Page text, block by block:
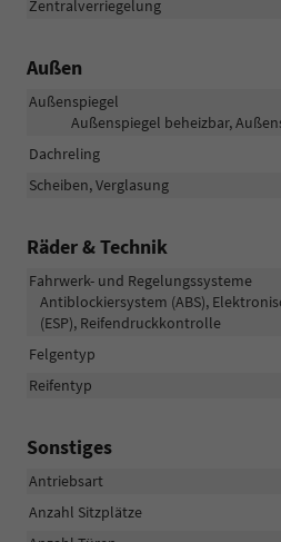
Zentralverriegelung
Außen
Außenspiegel
Außenspiegel beheizbar,
Dachreling
Scheiben, Verglasung
Räder & Technik
Fahrwerk- und Regelungssysteme
Antiblockiersystem (ABS),
(ESP), Reifendruckkontrolle
Felgentyp
Reifentyp
Sonstiges
Antriebsart
Anzahl Sitzplätze